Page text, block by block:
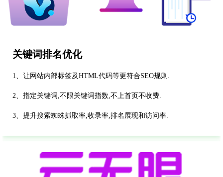
关键词排名优化
1、让网站内部标签及HTML代码等更符合SEO规则.
2、指定关键词,不限关键词指数,不上首页不收费.
3、提升搜索蜘蛛抓取率,收录率,排名展现和访问率.